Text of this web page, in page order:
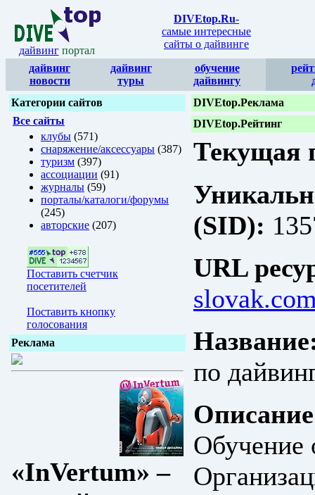
дайвинг портал
DIVEtop.Ru-
самые интересные
сайты о дайвинге
дайвинг
новости
дайвинг
туры
обучение
дайвингу
Категории сайтов
Все сайты
клубы (571)
снаряжение/аксессуары (387)
туризм (397)
ассоциации (91)
журналы (59)
порталы/каталоги/форумы
(245)
авторские (207)
Поставить счетчик
посетителей
Поставить кнопку
голосования
Реклама
«InVertum» –
DIVEtop.Реклама
DIVEtop.Рейтинг
Текущая
(SID):
URL
по
Обучение